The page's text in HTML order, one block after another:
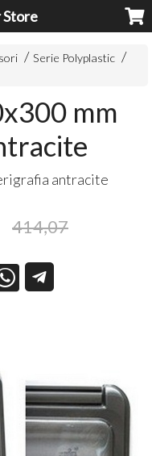
Store
Serie Polyplastic
mm
antracite
414,07